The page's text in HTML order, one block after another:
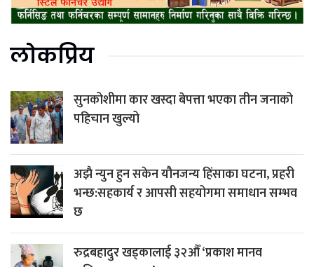
लोकप्रिय
सुनकोशीमा कार खस्दा बेपत्ता भएका तीन जनाको
पहिचान खुल्यो
अझै न्युन हुन सकेन यौनजन्य हिंसाका घटना, प्रहरी
भन्छ:सहकार्य र आपसी सहयोगमा समाधान सम्भव
छ
रुद्रबहादुर खड्कालाई ३२औँ ‘प्रकाश मानव